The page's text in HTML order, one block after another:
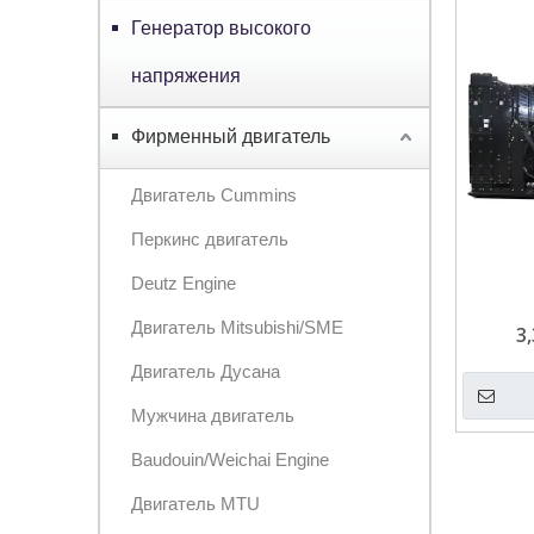
Генератор высокого
напряжения
Фирменный двигатель
Двигатель Cummins
Перкинс двигатель
Deutz Engine
Двигатель Mitsubishi/SME
Двигатель Дусана
Мужчина двигатель
Baudouin/Weichai Engine
Двигатель MTU
1800